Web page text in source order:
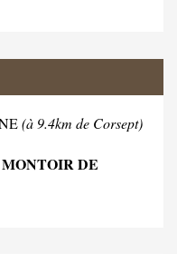
(à 9.4km de Corsept)
DE